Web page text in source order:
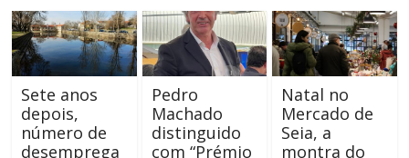
Sete anos
depois,
número de
desemprega
Pedro
Machado
distinguido
com “Prémio
Natal no
Mercado de
Seia, a
montra do